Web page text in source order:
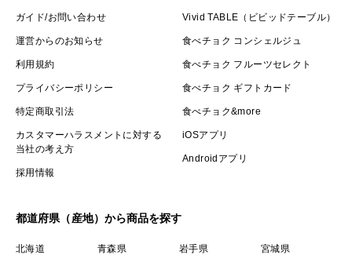
ガイド/お問い合わせ
運営からのお知らせ
利用規約
プライバシーポリシー
特定商取引法
カスタマーハラスメントに対する
当社の考え方
採用情報
Vivid TABLE（ビビッドテーブル）
食べチョク コンシェルジュ
食べチョク フルーツセレクト
食べチョク ギフトカード
食べチョク&more
iOSアプリ
Androidアプリ
都道府県（産地）から商品を探す
北海道 青森県 岩手県
宮城県